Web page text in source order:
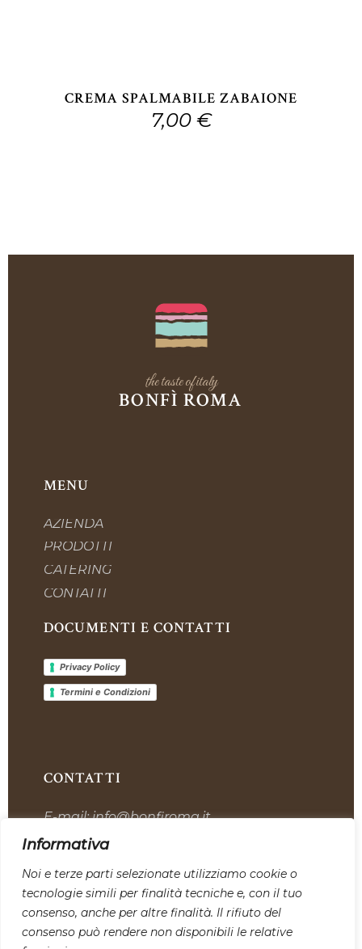
Informativa
Noi e terze parti selezionate utilizziamo cookie o
tecnologie simili per finalità tecniche e, con il tuo
consenso, anche per altre finalità. Il rifiuto del
consenso può rendere non disponibili le relative
CREMA SPALMABILE ZABAIONE
7,00 €
the taste of italy
BONFÌ ROMA
MENU
AZIENDA
PRODOTTI
CATERING
CONTATTI
DOCUMENTI E CONTATTI
Privacy Policy
Termini e Condizioni
CONTATTI
E-mail:info@bonfiroma.it
Telefono:+39 328 7419311
Sede:
Via dell’Industria, 12, 00059 Tolfa
SEGUICI SU I NOSTRI CANALI
SOCIAL: